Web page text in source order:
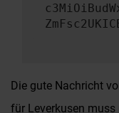
Die gute Nachricht
für Leverkusen